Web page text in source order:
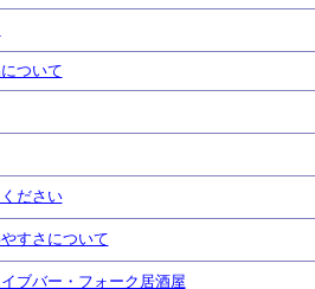
ついて
ださい
すさについて
ブバー・フォーク居酒屋